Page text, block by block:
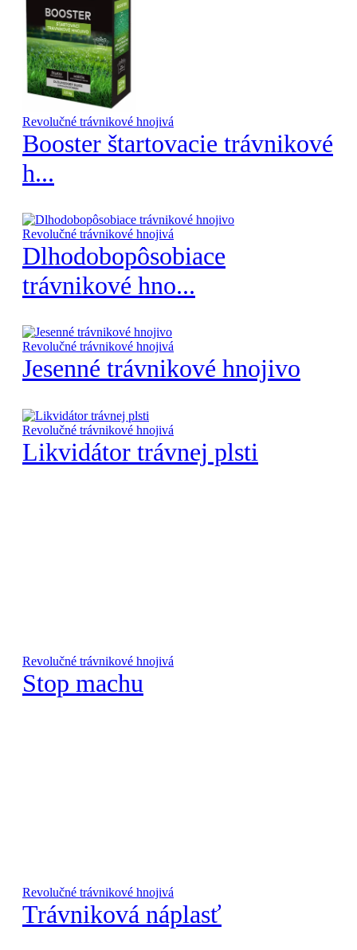
Revolučné trávnikové hnojivá
Booster štartovacie trávnikové
h...
Revolučné trávnikové hnojivá
Dlhodobopôsobiace
trávnikové hno...
Revolučné trávnikové hnojivá
Jesenné trávnikové hnojivo
Revolučné trávnikové hnojivá
Likvidátor trávnej plsti
Revolučné trávnikové hnojivá
Stop machu
Revolučné trávnikové hnojivá
Trávniková náplasť